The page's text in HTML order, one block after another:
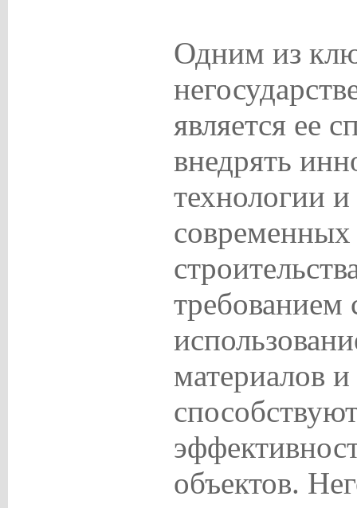
Одним из
является ее
внедрять
технологии
современных
требованием
материалов
объектов.